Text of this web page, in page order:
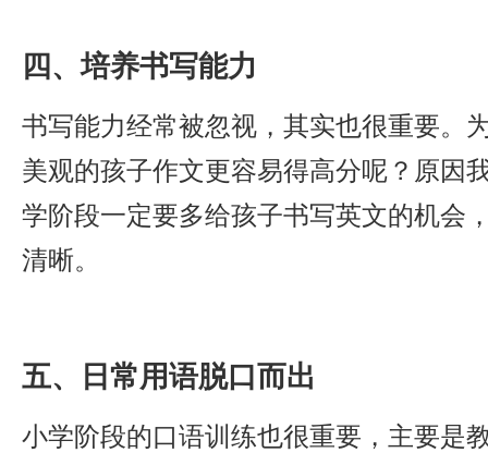
四、培养书写能力
书写能力经常被忽视，其实也很重要。
美观的孩子作文更容易得高分呢？原因
学阶段一定要多给孩子书写英文的机会
清晰。
五、日常用语脱口而出
小学阶段的口语训练也很重要，主要是